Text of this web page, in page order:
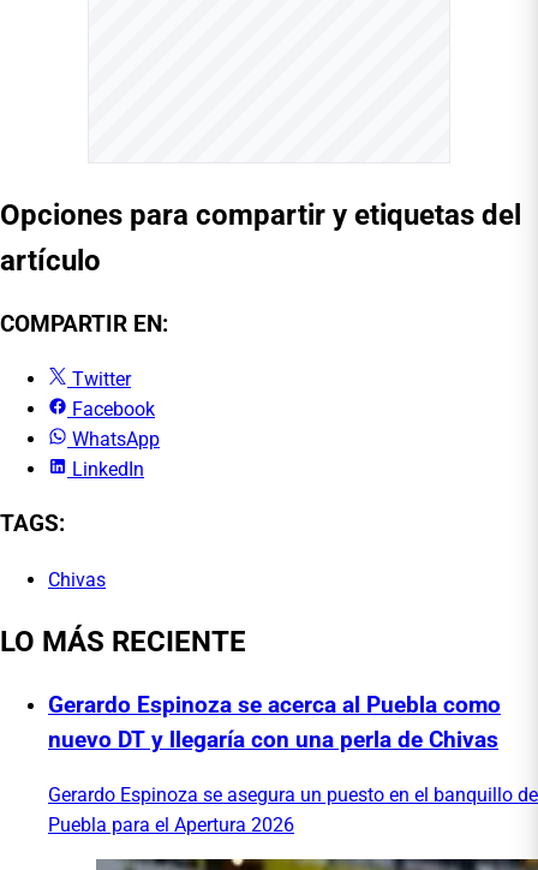
Opciones para compartir y etiquetas del
artículo
COMPARTIR EN:
Twitter
Facebook
WhatsApp
LinkedIn
TAGS:
Chivas
LO MÁS RECIENTE
Gerardo Espinoza se acerca al Puebla como
nuevo DT y llegaría con una perla de Chivas
Gerardo Espinoza se asegura un puesto en el banquillo de
Puebla para el Apertura 2026